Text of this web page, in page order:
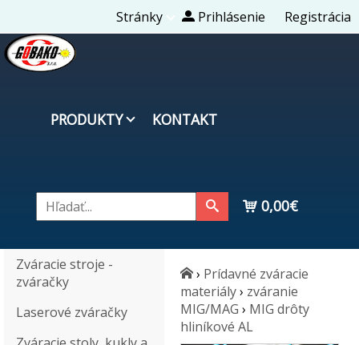
Stránky Prihlásenie Registrácia
PRODUKTY KONTAKT
0,00€
Zváracie stroje -
zváračky
Laserové zváračky
› Prídavné zváracie
materiály› zváranie
MIG/MAG › MIG drôty
hliníkové AL